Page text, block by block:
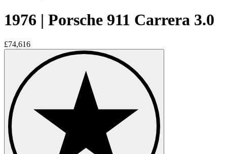
1976 | Porsche 911 Carrera 3.0
£74,616